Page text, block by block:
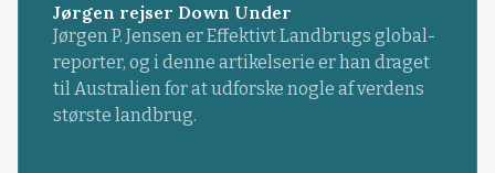
Jørgen rejser Down Under
Jørgen P. Jensen er Effektivt Landbrugs global-
reporter, og i denne artikelserie er han draget
til Australien for at udforske nogle af verdens
største landbrug.